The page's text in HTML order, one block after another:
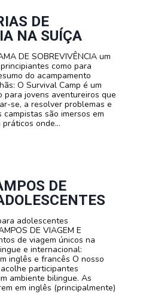
DE
NA SUÍÇA
DE SOBREVIVÊNCIA um
como para
do acampamento
O Survival Camp é um
para jovens aventureiros que
se, a resolver problemas e
são imersos em
onde...
DE
adolescentes
DE VIAGEM E
de viagem únicos na
e internacional:
inglês e francês O nosso
participantes
ambiente bilingue. As
em inglês (principalmente)